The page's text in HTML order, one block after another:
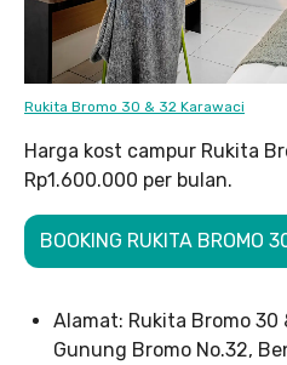
Rukita Bromo 30 & 32 Karawaci
Harga kost campur Rukita
Rp1.600.000 per bulan.
BOOKING RUKITA BROMO
Alamat: Rukita Bromo 30
Gunung Bromo No.32,